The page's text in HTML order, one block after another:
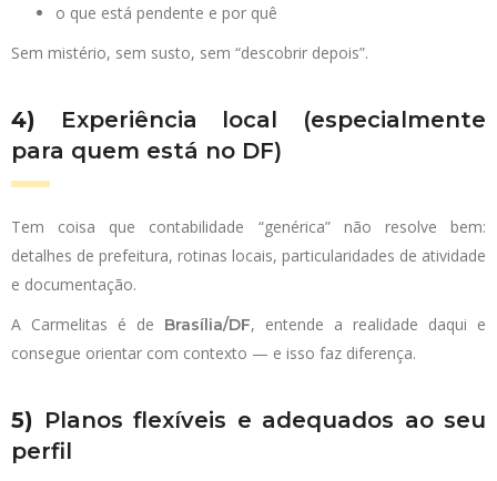
o que está pendente e por quê
Sem mistério, sem susto, sem “descobrir depois”.
4) Experiência local (especialmente
para quem está no DF)
Tem coisa que contabilidade “genérica” não resolve bem:
detalhes de prefeitura, rotinas locais, particularidades de atividade
e documentação.
A Carmelitas é de Brasília/DF, entende a realidade daqui e
consegue orientar com contexto — e isso faz diferença.
5) Planos flexíveis e adequados ao seu
perfil